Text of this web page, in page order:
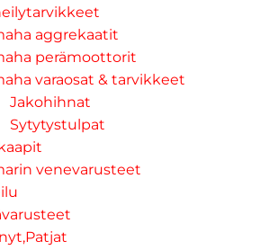
aggrekaatit
perämoottorit
varaosat & tarvikkeet
Jakohihnat
Sytytystulpat
venevarusteet